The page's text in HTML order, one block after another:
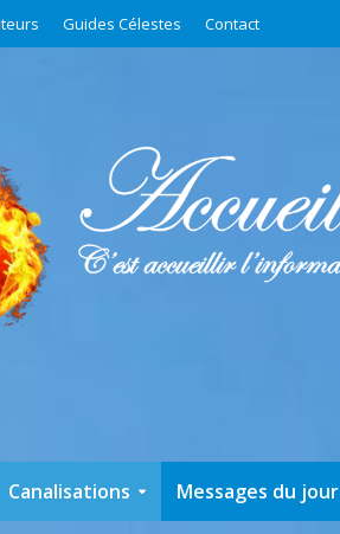
Guides Célestes Contact
Canalisations Messages du jour